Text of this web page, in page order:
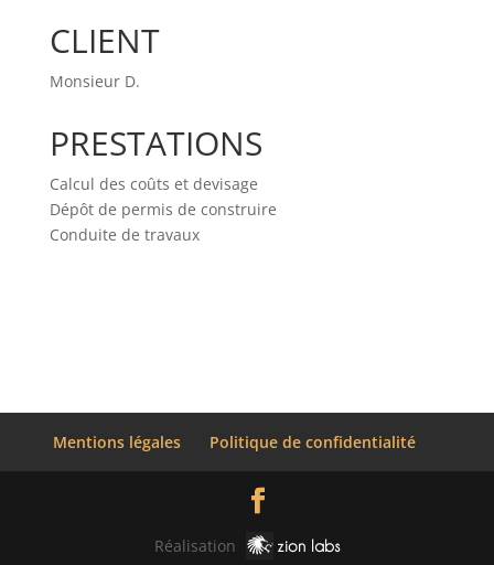
CLIENT
Monsieur D.
PRESTATIONS
Calcul des coûts et devisage
Dépôt de permis de construire
Conduite de travaux
Mentions légales Politique de confidentialité
Réalisation zion labs